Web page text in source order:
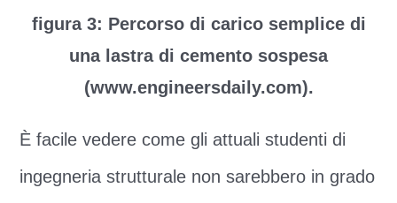
figura 3: Percorso di carico semplice di
una lastra di cemento sospesa
(www.engineersdaily.com).
È facile vedere come gli attuali studenti di
ingegneria strutturale non sarebbero in grado